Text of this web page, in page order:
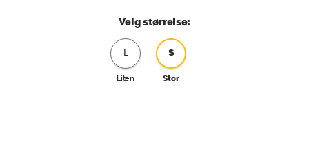
Velg størrelse:
L
Liten
S
Stor